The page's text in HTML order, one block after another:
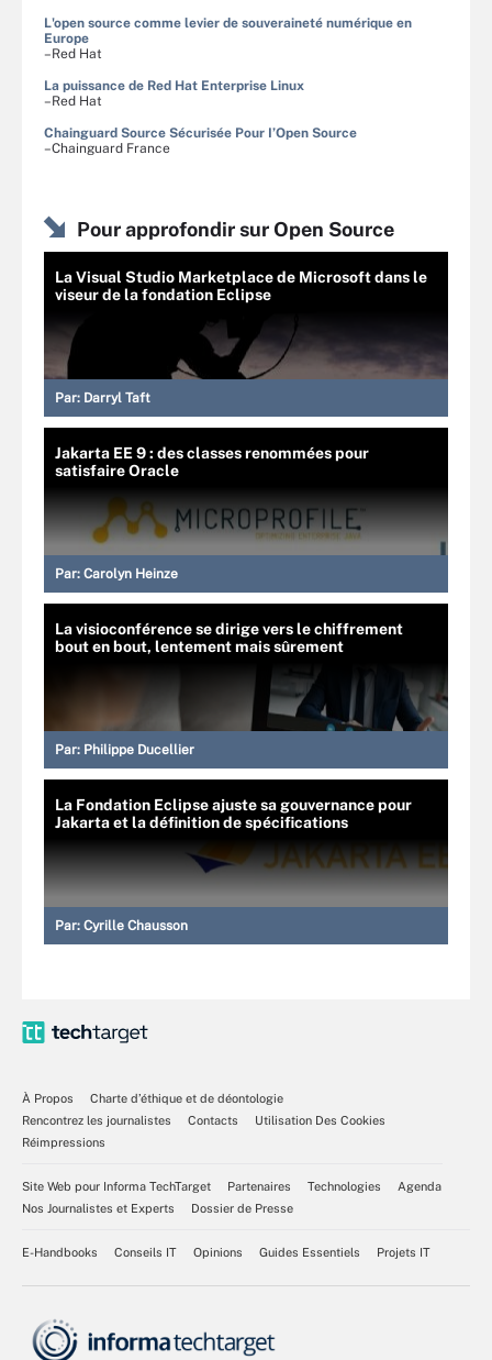
L'open source comme levier de souveraineté numérique en
Europe
–Red Hat
La puissance de Red Hat Enterprise Linux
–Red Hat
Chainguard Source Sécurisée Pour I’Open Source
–Chainguard France
Pour approfondir sur Open Source
La Visual Studio Marketplace de Microsoft dans le
viseur de la fondation Eclipse
Par: Darryl Taft
Jakarta EE 9 : des classes renommées pour
satisfaire Oracle
Par: Carolyn Heinze
La visioconférence se dirige vers le chiffrement
bout en bout, lentement mais sûrement
Par: Philippe Ducellier
La Fondation Eclipse ajuste sa gouvernance pour
Jakarta et la définition de spécifications
Par: Cyrille Chausson
À Propos
Charte d’éthique et de déontologie
Rencontrez les journalistes
Contacts
Utilisation Des Cookies
Réimpressions
Site Web pour Informa TechTarget Partenaires Technologies
Agenda
Nos Journalistes et Experts
Dossier de Presse
E-Handbooks Conseils IT Opinions Guides Essentiels Projets IT